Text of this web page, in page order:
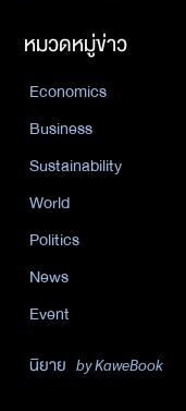
หมวดหมู่ข่าว
Economics
Business
Sustainability
World
Politics
News
Event
นิยาย by KaweBook